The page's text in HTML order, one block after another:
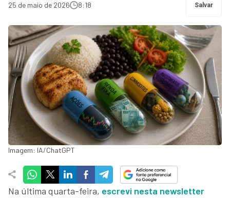
25 de maio de 2026 8:18 Salvar
Imagem: IA/ChatGPT
Na última quarta-feira, escrevi nesta newsletter